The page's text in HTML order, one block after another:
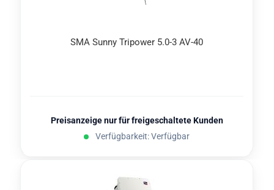
SMA Sunny Tri­power 5.0-3 AV-40
Preisanzeige nur für freigeschaltete Kunden
Verfügbarkeit: Verfügbar